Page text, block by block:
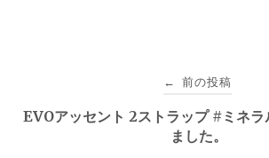
稿
← 前の投稿
EVOアッセント 2ストラップ #ミネ
ました。